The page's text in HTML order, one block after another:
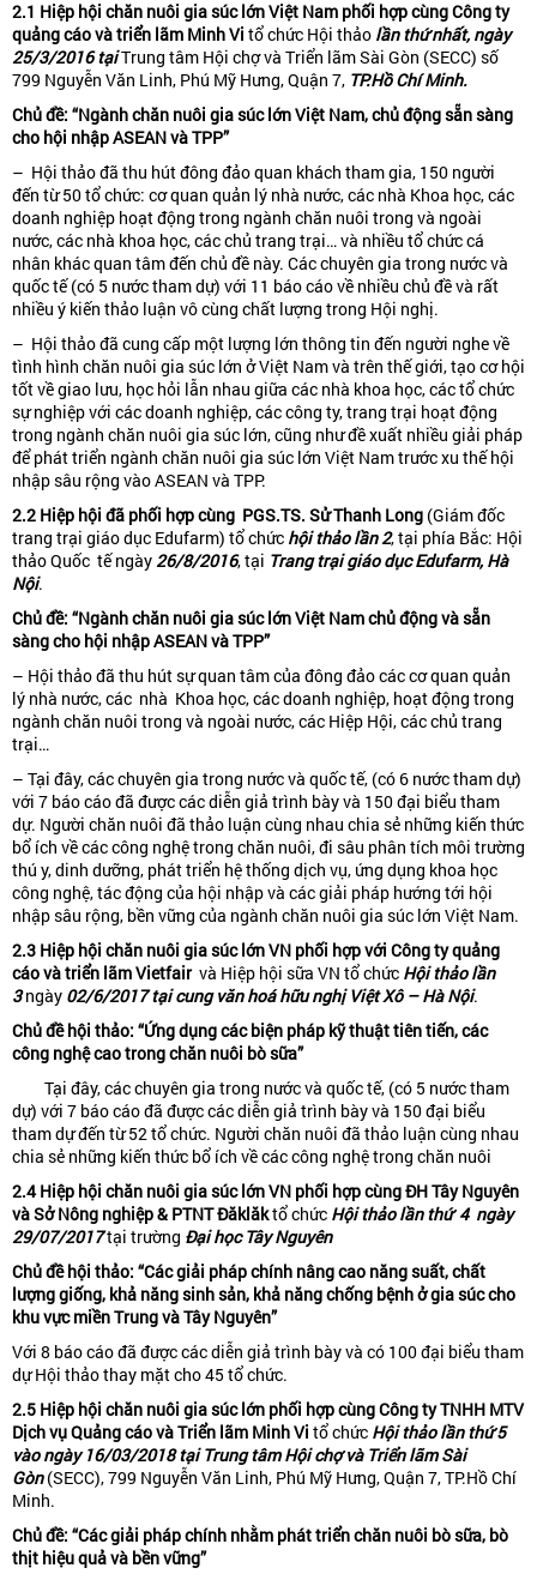
2.1 Hiệp hội chăn nuôi gia súc lớn Việt Nam phối hợp cùng Công ty
quảng cáo và triển lãm Minh Vi tổ chức Hội thảo lần thứ nhất, ngày
25/3/2016 tạiTrung tâm Hội chợ và Triển lãm Sài Gòn (SECC) số
799 Nguyễn Văn Linh, Phú Mỹ Hưng, Quận 7, TP.Hồ Chí Minh.
Chủđề: “Ngành chăn nuôi gia súc lớn Việt Nam, chủ động sẵn sàng
cho hội nhập ASEAN và TPP”
– Hội thảo đã thu hút đông đảo quan khách tham gia, 150 người
đến từ 50 tổ chức: cơ quan quản lý nhà nước, các nhà Khoa học, các
doanh nghiệp hoạt động trong ngành chăn nuôi trong và ngoài
nước, các nhà khoa học, các chủ trang trại… và nhiều tổ chức cá
nhân khác quan tâm đến chủ đề này. Các chuyên gia trong nước và
quốc tế (có 5 nước tham dự) với 11 báo cáo về nhiều chủ đề và rất
nhiều ý kiến thảo luận vô cùng chất lượng trong Hội nghị.
– Hội thảo đã cung cấp một lượng lớn thông tin đến người nghe về
tình hình chăn nuôi gia súc lớn ở Việt Nam và trên thế giới, tạo cơ hội
tốt về giao lưu, học hỏi lẫn nhau giữa các nhà khoa học, các tổ chức
sự nghiệp với các doanh nghiệp, các công ty, trang trại hoạt động
trong ngành chăn nuôi gia súc lớn, cũng như đề xuất nhiều giải pháp
để phát triển ngành chăn nuôi gia súc lớn Việt Nam trước xu thế hội
nhập sâu rộng vào ASEAN và TPP.
2.2 Hiệp hội đã phối hợp cùng PGS.TS. Sử Thanh Long (Giám đốc
trang trại giáo dục Edufarm) tổ chức hội thảo lần 2, tại phía Bắc: Hội
thảo Quốc tế ngày26/8/2016, tại Trang trại giáo dục Edufarm, Hà
Nội.
Chủđề: “Ngành chăn nuôi gia súc lớn Việt Nam chủ động và sẵn
sàng cho hội nhập ASEAN và TPP”
– Hội thảo đã thu hút sự quan tâm của đông đảo các cơ quan quản
lý nhà nước, các nhà Khoa học, các doanh nghiệp, hoạt động trong
ngành chăn nuôi trong và ngoài nước, các Hiệp Hội, các chủ trang
trại…
– Tại đây, các chuyên gia trong nước và quốc tế, (có 6 nước tham dự)
với 7 báo cáo đã được các diễn giả trình bày và 150 đại biểu tham
dự. Người chăn nuôi đã thảo luận cùng nhau chia sẻ những kiến thức
bổ ích về các công nghệ trong chăn nuôi, đi sâu phân tích môi trường
thú y, dinh dưỡng, phát triển hệ thống dịch vụ, ứng dụng khoa học
công nghệ, tác động của hội nhập và các giải pháp hướng tới hội
nhập sâu rộng, bền vững của ngành chăn nuôi gia súc lớn Việt Nam.
2.3 Hiệp hội chăn nuôi gia súc lớn VN phối hợp với Công ty quảng
cáo và triển lãm Vietfairvà Hiệp hội sữa VN tổ chức Hội thảo lần
3ngày 02/6/2017 tại cung văn hoá hữu nghị Việt Xô – Hà Nội.
Chủđềhội thảo: “Ứng dụng các biện pháp kỹ thuật tiên tiến, các
công nghệ cao trong chăn nuôi bò sữa”
Tại đây, các chuyên gia trong nước và quốc tế, (có 5 nước tham
dự) với 7 báo cáo đã được các diễn giả trình bày và 150 đại biểu
tham dự đến từ 52 tổ chức. Người chăn nuôi đã thảo luận cùng nhau
chia sẻ những kiến thức bổ ích về các công nghệ trong chăn nuôi
2.4 Hiệp hội chăn nuôi gia súc lớn VN phối hợp cùng ĐH Tây Nguyên
và Sở Nông nghiệp & PTNT Đăklăktổ chức Hội thảo lần thứ4 ngày
29/07/2017tại trường Đại học Tây Nguyên
Chủđềhội thảo: “Các giải pháp chính nâng cao năng suất, chất
lượnggiống, khả năng sinh sản, khả năng chống bệnh ở gia súc cho
khu vực miền Trung và Tây Nguyên”
Với 8 báo cáo đã được các diễn giả trình bày và có 100 đại biểu tham
dự Hội thảo thay mặt cho 45 tổ chức.
2.5 Hiệp hội chăn nuôi gia súc lớn phối hợp cùng Công ty TNHH MTV
Dịch vụ Quảng cáo và Triển lãm Minh Vi tổ chức Hội thảo lần thứ5
vào ngày 16/03/2018 tại Trung tâm Hội chợ và Triển lãm Sài
Gòn(SECC), 799 Nguyễn Văn Linh, Phú Mỹ Hưng, Quận 7, TP.Hồ Chí
Minh.
Chủđề: “Các giải pháp chính nhằm phát triển chăn nuôi bò sữa, bò
thịt hiệu quả và bền vững”